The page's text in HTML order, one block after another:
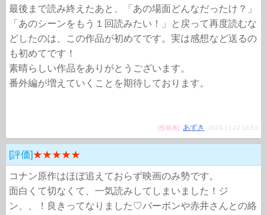
最後まで読み終えたあと、「あの場面どんなだったけ？」
「あのシーンをもう１回読みたい！」と戻って再度読むな
どしたのは、この作品が初めてです。実は感想など送るの
も初めてです！
素晴らしい作品をありがとうございます。
番外編が増えていくことを期待しております。
[投稿者] あずき 2023-11-22 13:53
[評価]★★★★★
コナン原作はほぼ追えておらず映画のみ勢です。
面白くて切なくて、一気読みしてしまいました！ジ
ン、、！良きってなりました♡バーボンや赤井さんとの絡